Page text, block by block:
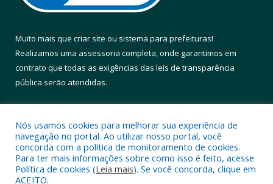
Muito mais que criar site ou sistema para prefeituras!
Realizamos uma assessoria completa, onde garantimos em
contrato que todas as exigências das leis de transparência
pública serão atendidas.
Todos os direitos reservados a Prefeitura Municipal de Altamira.
Nós usamos cookies para melhorar sua experiência de
navegação no portal. Ao utilizar nosso portal, você
concorda com a política de monitoramento de cookies.
Para ter mais informações sobre como isso é feito, acesse
Política de cookies (Leia mais). Se você concorda, clique em
ACEITO.